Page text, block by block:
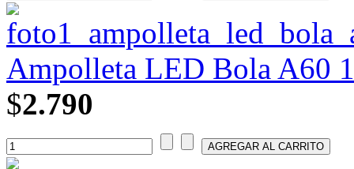
Ampolleta LED Bola A60
$2.790